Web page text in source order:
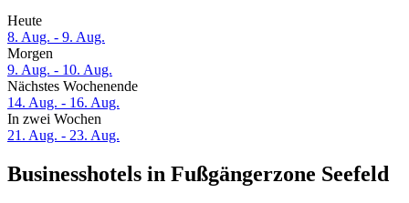
Heute
8. Aug. - 9. Aug.
Morgen
9. Aug. - 10. Aug.
Nächstes Wochenende
14. Aug. - 16. Aug.
In zwei Wochen
21. Aug. - 23. Aug.
Businesshotels in Fußgängerzone Seefeld